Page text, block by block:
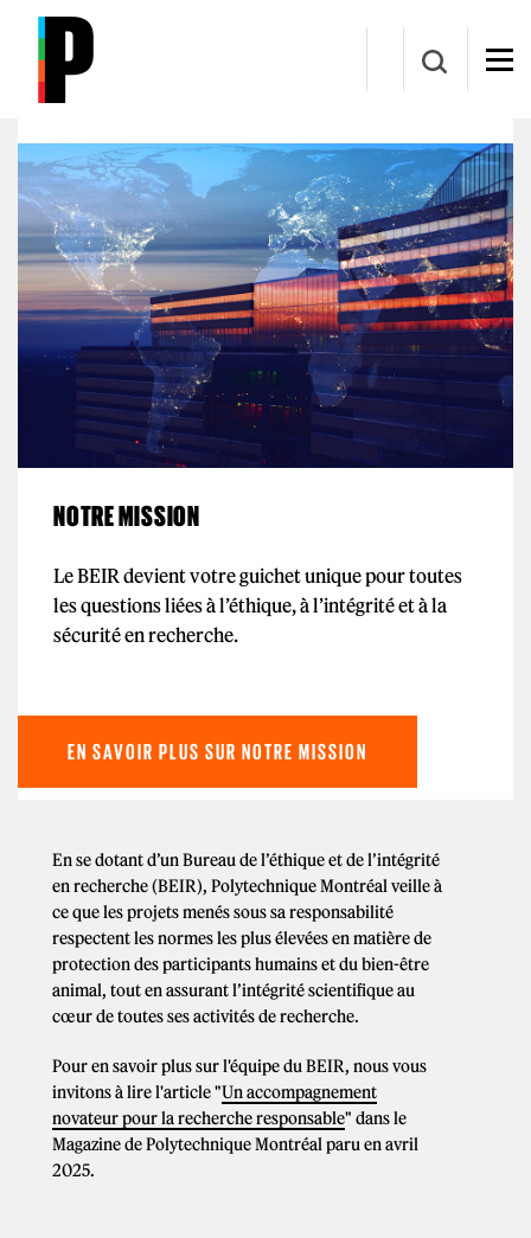
Aller au contenu principal
Bureau de l’éthique et de l’intégrité en recherche
(BEIR)
NOTRE MISSION
Le BEIR devient votre guichet unique pour toutes
les questions liées à l’éthique, à l’intégrité et à la
sécurité en recherche.
EN SAVOIR PLUS SUR NOTRE MISSION
En se dotant d’un Bureau de l’éthique et de l’intégrité
en recherche (BEIR), Polytechnique Montréal veille à
ce que les projets menés sous sa responsabilité
respectent les normes les plus élevées en matière de
protection des participants humains et du bien-être
animal, tout en assurant l’intégrité scientifique au
cœur de toutes ses activités de recherche.
Pour en savoir plus sur l'équipe du BEIR, nous vous
invitons à lire l'article "Un accompagnement
novateur pour la recherche responsable" dans le
Magazine de Polytechnique Montréal paru en avril
2025.